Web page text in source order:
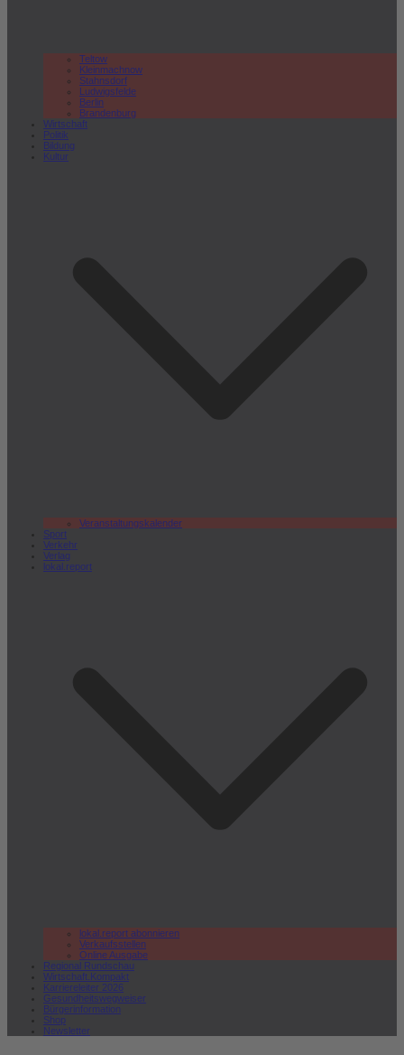
Teltow
Kleinmachnow
Stahnsdorf
Ludwigsfelde
Berlin
Brandenburg
Wirtschaft
Politik
Bildung
Kultur
Veranstaltungskalender
Sport
Verkehr
Verlag
lokal.report
lokal.report abonnieren
Verkaufsstellen
Online Ausgabe
Regional Rundschau
Wirtschaft.Kompakt
Karriereleiter 2026
Gesundheitswegweiser
Bürgerinformation
Shop
Newsletter